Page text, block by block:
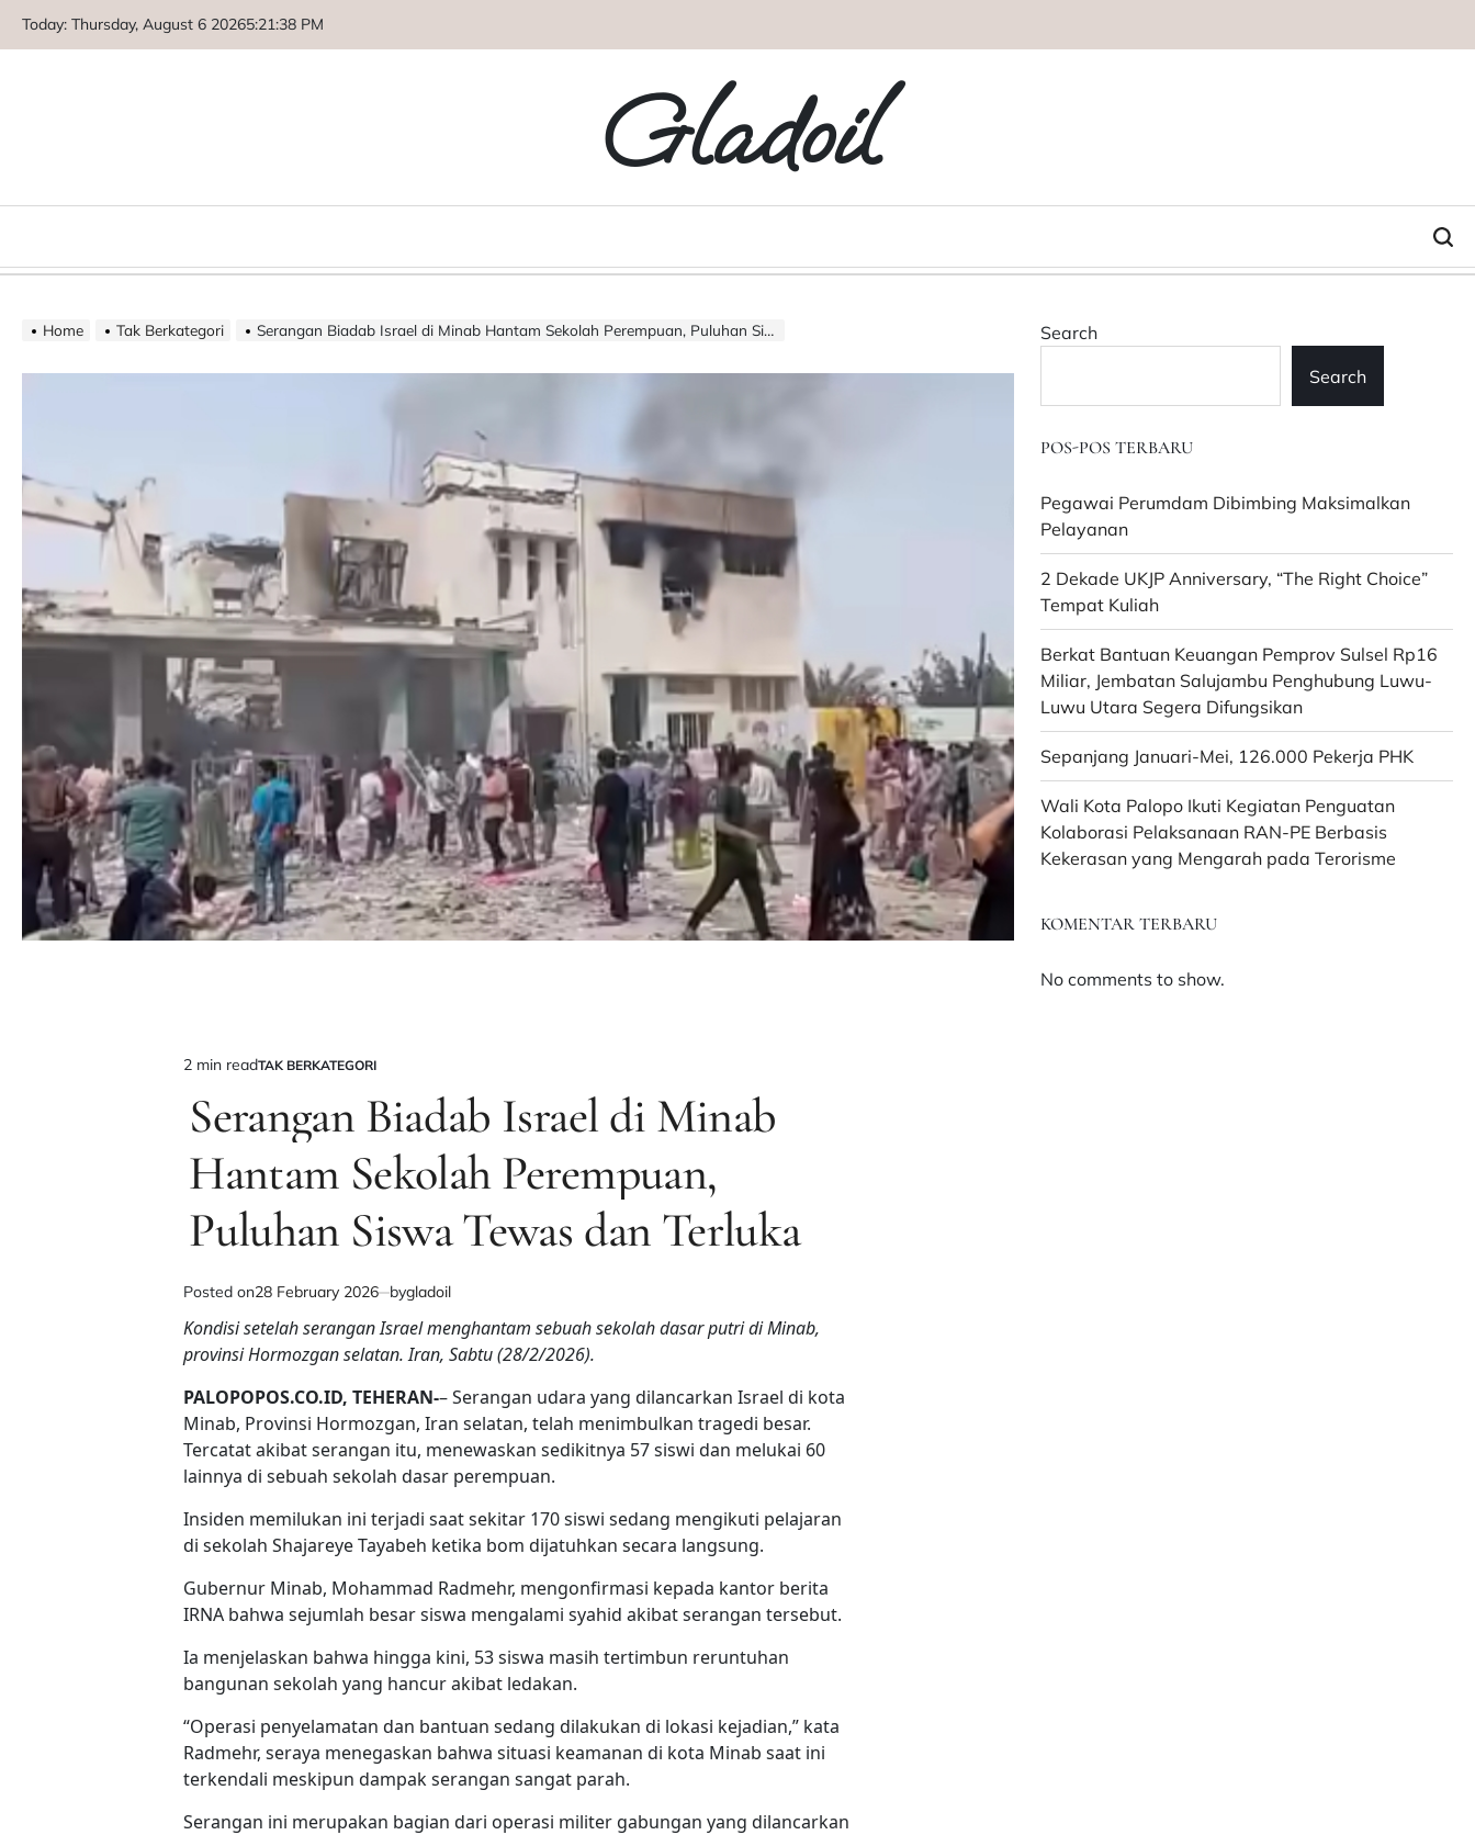
Today: Thursday, August 6 20265:21:39 PM
Gladoil
Home Tak Berkategori Serangan Biadab Israel di Minab Hantam Sekolah Perempuan, Puluhan Siswa Tewas dan Terluka
Estimated
read
time
2 min readPOSTED
TAK BERKATEGORI
Serangan Biadab Israel di Minab
Hantam Sekolah Perempuan,
Puluhan Siswa Tewas dan Terluka
Posted on28 February 2026 bygladoil
Kondisi setelah serangan Israel menghantam sebuah sekolah dasar putri di Minab,
provinsi Hormozgan selatan. Iran, Sabtu (28/2/2026).
PALOPOPOS.CO.ID, TEHERAN-– Serangan udara yang dilancarkan Israel di kota
Minab, Provinsi Hormozgan, Iran selatan, telah menimbulkan tragedi besar.
Tercatat akibat serangan itu, menewaskan sedikitnya 57 siswi dan melukai 60
lainnya di sebuah sekolah dasar perempuan.
Insiden memilukan ini terjadi saat sekitar 170 siswi sedang mengikuti pelajaran
di sekolah Shajareye Tayabeh ketika bom dijatuhkan secara langsung.
Gubernur Minab, Mohammad Radmehr, mengonfirmasi kepada kantor berita
IRNA bahwa sejumlah besar siswa mengalami syahid akibat serangan tersebut.
Ia menjelaskan bahwa hingga kini, 53 siswa masih tertimbun reruntuhan
bangunan sekolah yang hancur akibat ledakan.
“Operasi penyelamatan dan bantuan sedang dilakukan di lokasi kejadian,” kata
Radmehr, seraya menegaskan bahwa situasi keamanan di kota Minab saat ini
terkendali meskipun dampak serangan sangat parah.
Serangan ini merupakan bagian dari operasi militer gabungan yang dilancarkan
Search
Search
POS-POS TERBARU
Pegawai Perumdam Dibimbing Maksimalkan
Pelayanan
2 Dekade UKJP Anniversary, “The Right Choice”
Tempat Kuliah
Berkat Bantuan Keuangan Pemprov Sulsel Rp16
Miliar, Jembatan Salujambu Penghubung Luwu-
Luwu Utara Segera Difungsikan
Sepanjang Januari-Mei, 126.000 Pekerja PHK
Wali Kota Palopo Ikuti Kegiatan Penguatan
Kolaborasi Pelaksanaan RAN-PE Berbasis
Kekerasan yang Mengarah pada Terorisme
KOMENTAR TERBARU
No comments to show.